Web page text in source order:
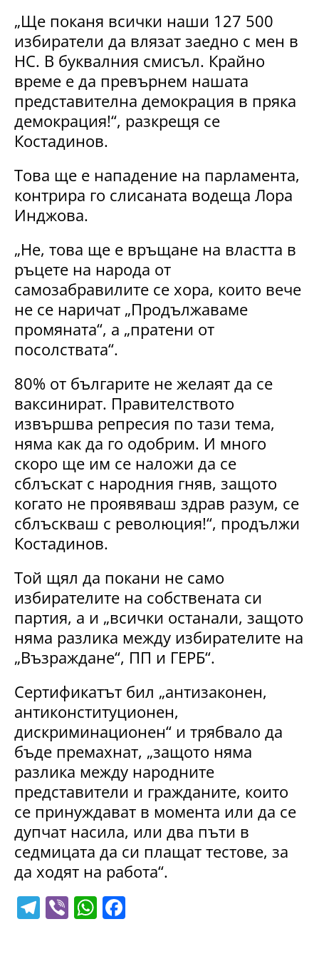
„Ще поканя всички наши 127 500
избиратели да влязат заедно с мен в
НС. В буквалния смисъл. Крайно
време е да превърнем нашата
представителна демокрация в пряка
демокрация!“, разкрещя се
Костадинов.
Това ще е нападение на парламента,
контрира го слисаната водеща Лора
Инджова.
„Не, това ще е връщане на властта в
ръцете на народа от
самозабравилите се хора, които вече
не се наричат „Продължаваме
промяната“, а „пратени от
посолствата“.
80% от българите не желаят да се
ваксинират. Правителството
извършва репресия по тази тема,
няма как да го одобрим. И много
скоро ще им се наложи да се
сблъскат с народния гняв, защото
когато не проявяваш здрав разум, се
сблъскваш с революция!“, продължи
Костадинов.
Той щял да покани не само
избирателите на собствената си
партия, а и „всички останали, защото
няма разлика между избирателите на
„Възраждане“, ПП и ГЕРБ“.
Сертификатът бил „антизаконен,
антиконституционен,
дискриминационен“ и трябвало да
бъде премахнат, „защото няма
разлика между народните
представители и гражданите, които
се принуждават в момента или да се
дупчат насила, или два пъти в
седмицата да си плащат тестове, за
да ходят на работа“.
T Vi W